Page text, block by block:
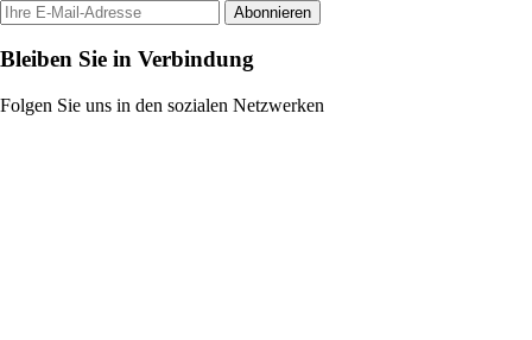
Abonnieren
Bleiben Sie in Verbindung
Folgen Sie uns in den sozialen Netzwerken